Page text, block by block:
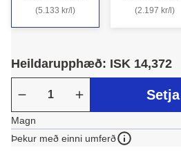
(5.133 kr/l) (2.197 kr/l)
Heildarupphæð: ISK 14,372
Magn
Þekur með einni umferð